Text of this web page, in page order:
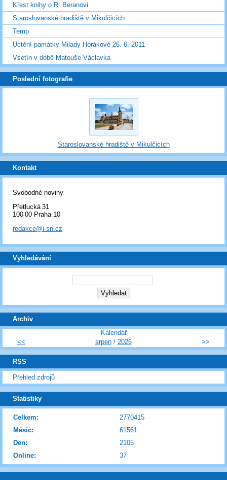
Křest knihy o R. Beranovi
Staroslovanské hradiště v Mikulčicích
Temp
Uctění památky Milady Horákové 26. 6. 2011
Vsetín v době Matouše Václavka
Poslední fotografie
Staroslovanské hradiště v Mikulčicích
Kontakt
Svobodné noviny
Přetlucká 31
100 00 Praha 10
redakce@i-sn.cz
Vyhledávání
Archiv
Kalendář
<<
srpen/ 2026 >>
RSS
Přehled zdrojů
Statistiky
Online: 37
Celkem:
2770415
Měsíc:
61561
Den:
2105